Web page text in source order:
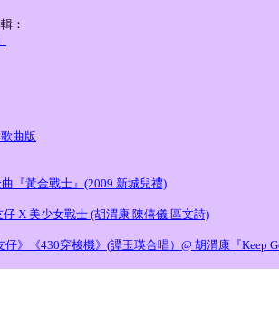
：
曲版
『黃金戰士』(2009 新城兒禮)
X 美少女戰士 (胡渭康 陳僖儀 區文詩)
仔》《430穿梭機》(譚玉瑛合唱）@ 胡渭康『Keep